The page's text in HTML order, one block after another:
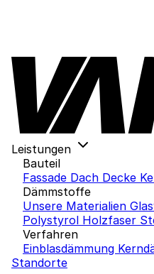
Leistungen
Bauteil
Fassade Dach Decke
Dämmstoffe
Unsere Materialien
Polystyrol Holzfaser
Verfahren
Einblasdämmung
Standorte